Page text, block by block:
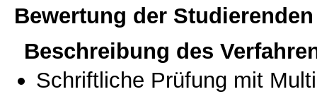
Bewertung der Studierenden
Beschreibung des
Schriftliche Prüfung mit